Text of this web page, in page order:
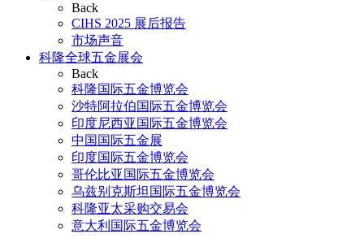
Back
CIHS 2025 展后报告
市场声音
科隆全球五金展会
Back
科隆国际五金博览会
沙特阿拉伯国际五金博览会
印度尼西亚国际五金博览会
中国国际五金展
印度国际五金博览会
哥伦比亚国际五金博览会
乌兹别克斯坦国际五金博览会
科隆亚太采购交易会
意大利国际五金博览会